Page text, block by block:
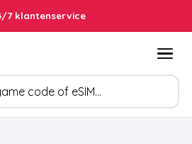
7 klantenservice